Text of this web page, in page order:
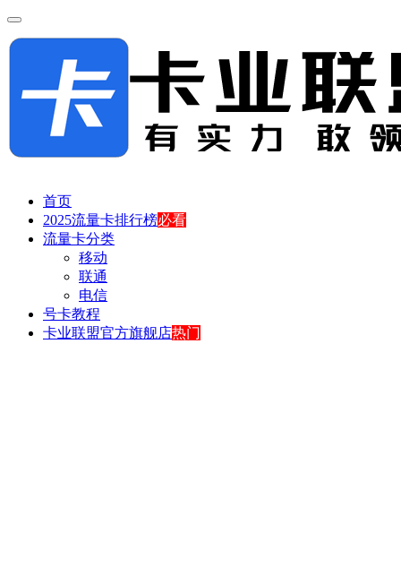
首页
2025流量卡排行榜必看
流量卡分类
移动
联通
电信
号卡教程
卡业联盟官方旗舰店热门